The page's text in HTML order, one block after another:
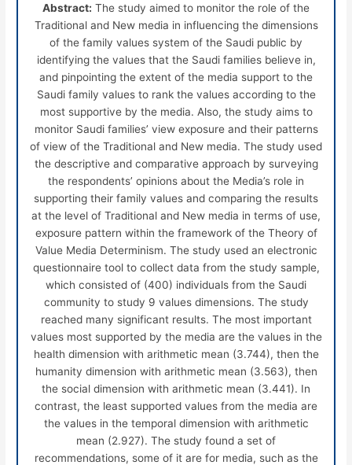
Abstract: The study aimed to monitor the role of the
Traditional and New media in influencing the dimensions
of the family values system of the Saudi public by
identifying the values that the Saudi families believe in,
and pinpointing the extent of the media support to the
Saudi family values to rank the values according to the
most supportive by the media. Also, the study aims to
monitor Saudi families’ view exposure and their patterns
of view of the Traditional and New media. The study used
the descriptive and comparative approach by surveying
the respondents’ opinions about the Media’s role in
supporting their family values and comparing the results
at the level of Traditional and New media in terms of use,
exposure pattern within the framework of the Theory of
Value Media Determinism. The study used an electronic
questionnaire tool to collect data from the study sample,
which consisted of (400) individuals from the Saudi
community to study 9 values dimensions. The study
reached many significant results. The most important
values most supported by the media are the values in the
health dimension with arithmetic mean (3.744), then the
humanity dimension with arithmetic mean (3.563), then
the social dimension with arithmetic mean (3.441). In
contrast, the least supported values from the media are
the values in the temporal dimension with arithmetic
mean (2.927). The study found a set of
recommendations, some of it are for media, such as the